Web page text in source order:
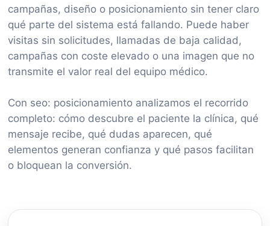
campañas, diseño o posicionamiento sin tener claro
qué parte del sistema está fallando. Puede haber
visitas sin solicitudes, llamadas de baja calidad,
campañas con coste elevado o una imagen que no
transmite el valor real del equipo médico.
Con seo: posicionamiento analizamos el recorrido
completo: cómo descubre el paciente la clínica, qué
mensaje recibe, qué dudas aparecen, qué
elementos generan confianza y qué pasos facilitan
o bloquean la conversión.